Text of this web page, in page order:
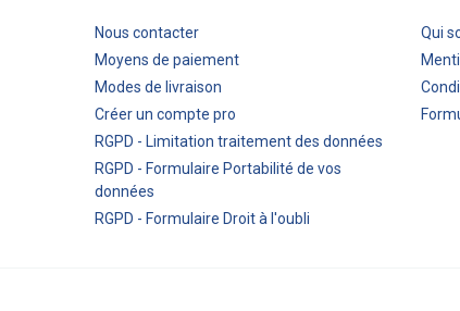
Nous contacter
Moyens de paiement
Modes de livraison
Créer un compte pro
RGPD - Limitation traitement des données
RGPD - Formulaire Portabilité de vos
données
RGPD - Formulaire Droit à l'oubli
Qui